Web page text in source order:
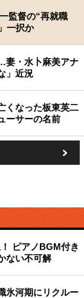
監督の“再就職
一択か
妻・水卜麻美アナ
」近況
くなった板東英二
ーサーの名前
ピアノBGM付き
ない不可解
氷河期にリクルー